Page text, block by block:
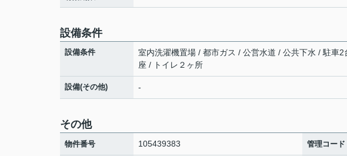
設備条件
設備条件
室内洗濯機置場 / 都市ガス / 公営水道 / 公共下水 / 駐車
座 / トイレ２ヶ所
設備(その他) -
その他
物件番号 105439383 管理コード